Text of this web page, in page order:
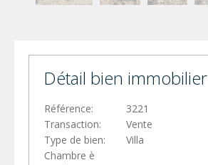
Détail bien immobilier
Référence:
3221
Transaction:
Vente
Type de bien:
Villa
Chambre è